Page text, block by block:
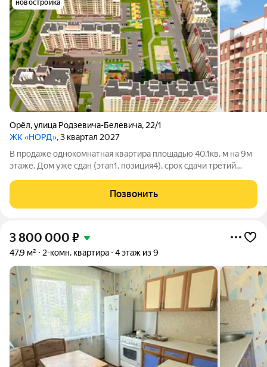
новостройка
Орёл,улица Родзевича-Белевича, 22/1
ЖК «НОРД», 3 квартал 2027
В продаже однокомнатная квартира площадью 40,1кв. м на 9м
этаже. Дом уже сдан (этап1, позиция4), срок сдачи третий
Орла, в районе с уже сложившейся застройкой. Место тихое и
комфортное: хоть
Позвонить
3 800 000 ₽
47,9 м² 2-комн. квартира 4 этаж из 9